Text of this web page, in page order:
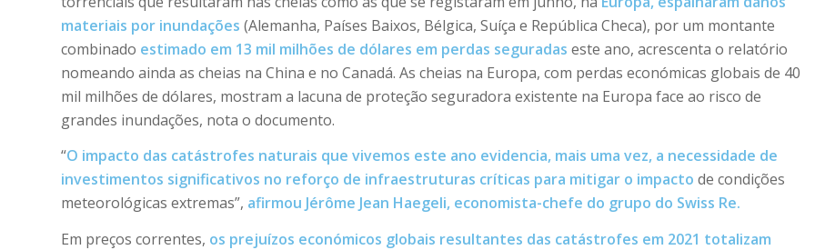
materiais por inundações (Alemanha, Países Baixos, Bélgica, Suíça e República Checa), por um montante
combinado estimado em 13 mil milhões de dólares em perdas seguradas este ano, acrescenta o relatório
nomeando ainda as cheias na China e no Canadá. As cheias na Europa, com perdas económicas globais de 40
mil milhões de dólares, mostram a lacuna de proteção seguradora existente na Europa face ao risco de
grandes inundações, nota o documento.
“O impacto das catástrofes naturais que vivemos este ano evidencia, mais uma vez, a necessidade de
investimentos significativos no reforço de infraestruturas críticas para mitigar o impacto de condições
meteorológicas extremas”, afirmou Jérôme Jean Haegeli, economista-chefe do grupo do Swiss Re.
Em preços correntes, os prejuízos económicos globais resultantes das catástrofes em 2021 totalizam